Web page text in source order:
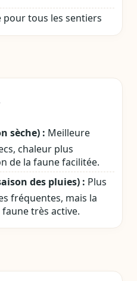
tous les sentiers
sèche) : Meilleure
chaleur plus
de la faune facilitée.
des pluies) : Plus
fréquentes, mais la
très active.